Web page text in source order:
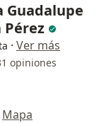
Guadalupe
Pérez
· Ver más
opiniones
Mapa